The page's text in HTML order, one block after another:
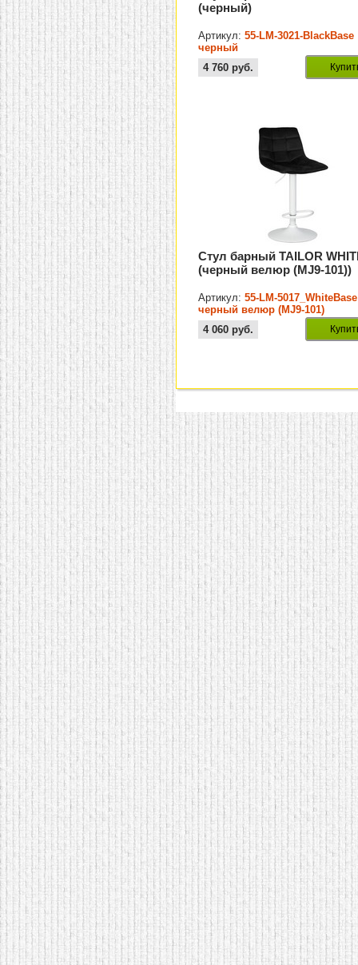
(черный)
Артикул:55-LM-3021-BlackBase
черный
4 760 руб.
Стул барный TAILOR
(черный велюр (MJ9-101))
Артикул:55-LM-5017_WhiteBase
черный велюр (MJ9-101)
4 060 руб.